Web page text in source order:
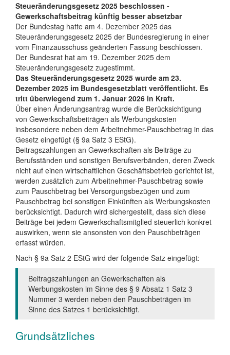
Steueränderungsgesetz 2025 beschlossen -
Gewerkschaftsbeitrag künftig besser absetzbar
Der Bundestag hatte am 4. Dezember 2025 das
Steueränderungsgesetz 2025 der Bundesregierung in einer
vom Finanzausschuss geänderten Fassung beschlossen.
Der Bundesrat hat am 19. Dezember 2025 dem
Steueränderungsgesetz zugestimmt.
Das Steueränderungsgesetz 2025 wurde am 23.
Dezember 2025 im Bundesgesetzblatt veröffentlicht. Es
tritt überwiegend zum 1. Januar 2026 in Kraft.
Über einen Änderungsantrag wurde die Berücksichtigung
von Gewerkschaftsbeiträgen als Werbungskosten
insbesondere neben dem Arbeitnehmer-Pauschbetrag in das
Gesetz eingefügt (§ 9a Satz 3 EStG).
Beitragszahlungen an Gewerkschaften als Beiträge zu
Berufsständen und sonstigen Berufsverbänden, deren Zweck
nicht auf einen wirtschaftlichen Geschäftsbetrieb gerichtet ist,
werden zusätzlich zum Arbeitnehmer-Pauschbetrag sowie
zum Pauschbetrag bei Versorgungsbezügen und zum
Pauschbetrag bei sonstigen Einkünften als Werbungskosten
berücksichtigt. Dadurch wird sichergestellt, dass sich diese
Beiträge bei jedem Gewerkschaftsmitglied steuerlich konkret
auswirken, wenn sie ansonsten von den Pauschbeträgen
erfasst würden.
Nach § 9a Satz 2 EStG wird der folgende Satz eingefügt:
Beitragszahlungen an Gewerkschaften als
Werbungskosten im Sinne des § 9 Absatz 1 Satz 3
Nummer 3 werden neben den Pauschbeträgen im
Sinne des Satzes 1 berücksichtigt.
Grundsätzliches